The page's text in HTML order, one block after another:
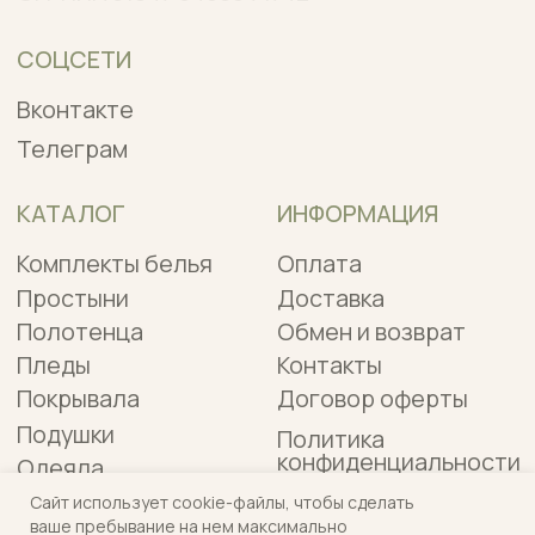
Сайт использует cookie-файлы, чтобы сделать
ваше пребывание на нем максимально